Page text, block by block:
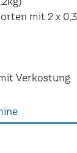
mit 2 x
Verkostung